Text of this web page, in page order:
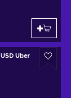
Uber